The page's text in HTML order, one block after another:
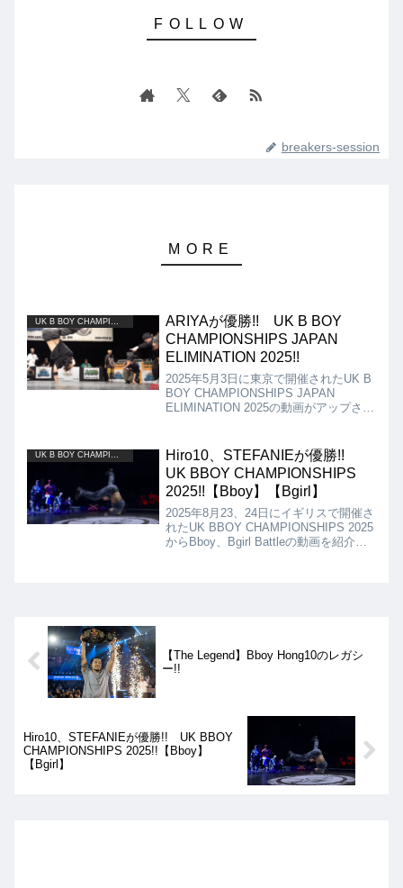
breakers-session
ARIYAが優勝!! UK B BOY
CHAMPIONSHIPS JAPAN
ELIMINATION 2025!!
2025年5月3日に東京で開催されたUK B
BOY CHAMPIONSHIPS JAPAN
ELIMINATION 2025の動画がアップされ
す!! 決勝は、FOUND NATION vs
ARIYAとなりましたが、結果はARIYAが
優勝となりました!!
UK B BOY CHAMPIONSHIPS
Hiro10、STEFANIEが優勝!!
UK BBOY CHAMPIONSHIPS
2025!!【Bboy】【Bgirl】
2025年8月23、24日にイギリスで開催さ
れたUK BBOY CHAMPIONSHIPS 2025
からBboy、Bgirl Battleの動画を紹介。
【The Legend】Bboy Hong10のレガシ
ー!!
Hiro10、STEFANIEが優勝!! UK BBOY
CHAMPIONSHIPS 2025!!【Bboy】
【Bgirl】